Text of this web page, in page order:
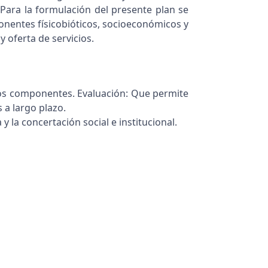
la formulación del presente plan se
físicobióticos, socioeconómicos y
oferta de servicios.
componentes. Evaluación: Que permite
a largo plazo.
la concertación social e institucional.